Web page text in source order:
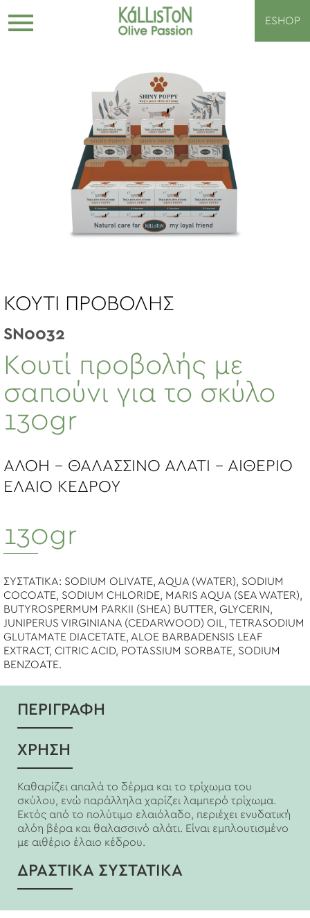
ESHOP
KOYTI ΠΡΟΒΟΛΗΣ
SN0032
Κουτί προβολής με
σαπούνι για το σκύλο
130gr
ΑΛΟΗ - ΘΑΛΑΣΣΙΝΟ ΑΛΑΤΙ - ΑΙΘΕΡΙΟ
ΕΛΑΙΟ ΚΕΔΡΟΥ
130gr
ΣΥΣΤΑΤΙΚΑ: SODIUM OLIVATE, AQUA (WATER), SODIUM
COCOATE, SODIUM CHLORIDE, MARIS AQUA (SEA WATER),
BUTYROSPERMUM PARKII (SHEA) BUTTER, GLYCERIN,
JUNIPERUS VIRGINIANA (CEDARWOOD) OIL, TETRASODIUM
GLUTAMATE DIACETATE, ALOE BARBADENSIS LEAF
EXTRACT, CITRIC ACID, POTASSIUM SORBATE, SODIUM
BENZOATE.
ΠΕΡΙΓΡΑΦΗ
ΧΡΗΣΗ
Καθαρίζει απαλά το δέρμα και το τρίχωμα του
σκύλου, ενώ παράλληλα χαρίζει λαμπερό τρίχωμα.
Εκτός από το πολύτιμο ελαιόλαδο, περιέχει ενυδατική
αλόη βέρα και θαλασσινό αλάτι. Είναι εμπλουτισμένο
με αιθέριο έλαιο κέδρου.
ΔΡΑΣΤΙΚΑ ΣΥΣΤΑΤΙΚΑ